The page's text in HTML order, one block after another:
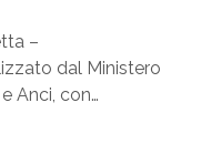
–
dal Ministero
Anci, con…